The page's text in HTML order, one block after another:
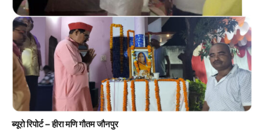
ब्यूरो रिपोर्ट – हीरा मणि गौतम जौनपुर